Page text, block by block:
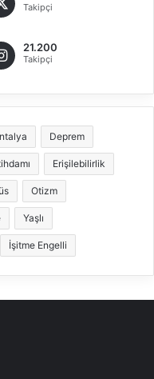
Takipçi
21.200
Takipçi
Deprem
Erişilebilirlik
Otizm
Yaşlı
İşitme Engelli